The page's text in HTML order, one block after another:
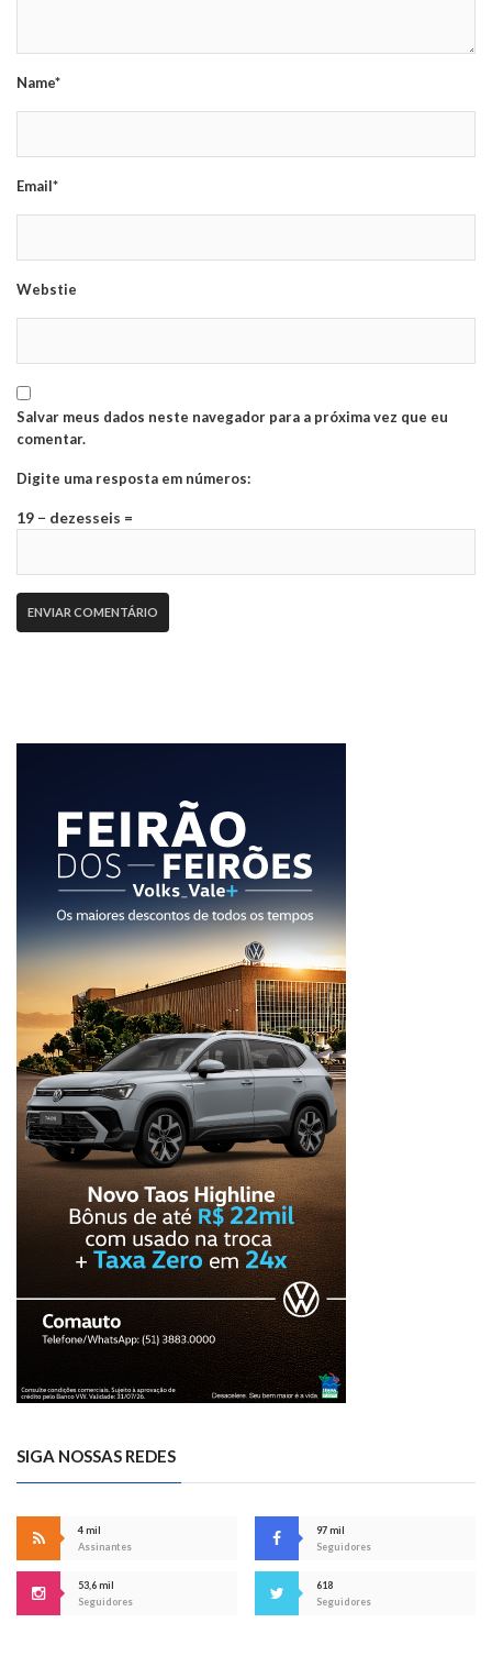
Name*
Email*
Webstie
Salvar meus dados neste navegador para a próxima vez que eu
comentar.
Digite uma resposta em números:
19 − dezesseis =
SIGA NOSSAS REDES
4 mil
Assinantes
97 mil
Seguidores
53,6 mil
Seguidores
618
Seguidores